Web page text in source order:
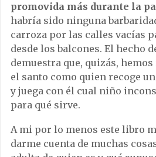
promovida más durante la
habría sido ninguna
carroza por las calles vacías
desde los balcones. El hecho
demuestra que, quizás,
el santo como quien recoge
y juega con él cual niño
para qué sirve.
A mi por lo menos este libro
darme cuenta de muchas